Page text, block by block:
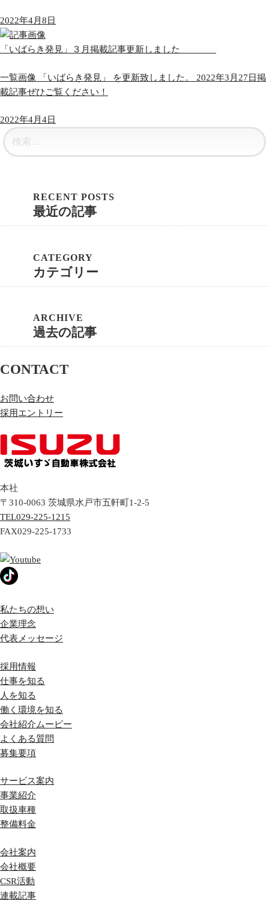
2022年4月8日
「いばらき発見」３月掲載記事更新しました
一覧画像 「いばらき発見」 を更新致しました。 2022年3月27日掲
載記事ぜひご覧ください！
2022年4月4日
最近の記事
カテゴリー
過去の記事
CONTACT
お問い合わせ
採用エントリー
本社
〒310-0063 茨城県水戸市五軒町1-2-5
TEL029-225-1215
FAX029-225-1733
私たちの想い
企業理念
代表メッセージ
採用情報
仕事を知る
人を知る
働く環境を知る
会社紹介ムービー
よくある質問
募集要項
サービス案内
事業紹介
取扱車種
整備料金
会社案内
会社概要
CSR活動
連載記事